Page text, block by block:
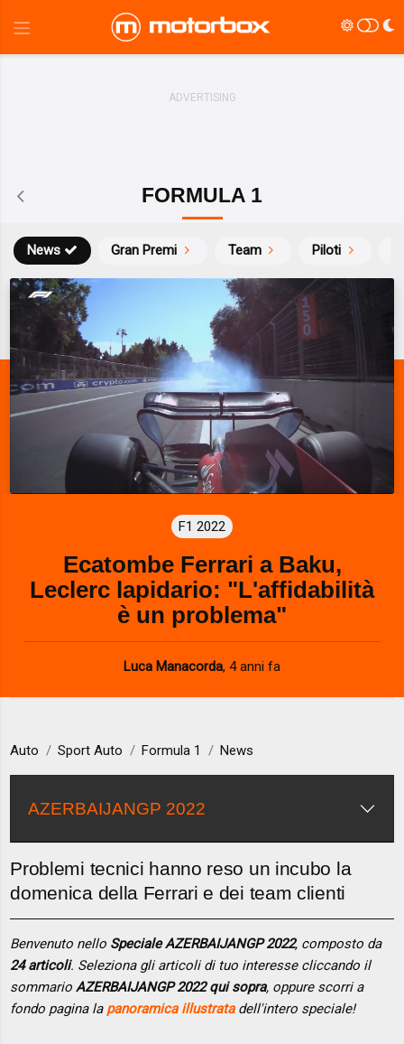
FORMULA 1
News Gran Premi Team Piloti
F1 2022
Ecatombe Ferrari a Baku,
Leclerc lapidario: "L'affidabilità
è un problema"
Luca Manacorda, 4 anni fa
Auto Sport Auto Formula 1 News
AZERBAIJANGP 2022
Problemi tecnici hanno reso un incubo la
domenica della Ferrari e dei team clienti
Benvenuto nello Speciale AZERBAIJANGP 2022, composto da
24 articoli. Seleziona gli articoli di tuo interesse cliccando il
sommarioAZERBAIJANGP 2022 qui sopra, oppure scorri a
fondo pagina la panoramica illustratadell'intero speciale!